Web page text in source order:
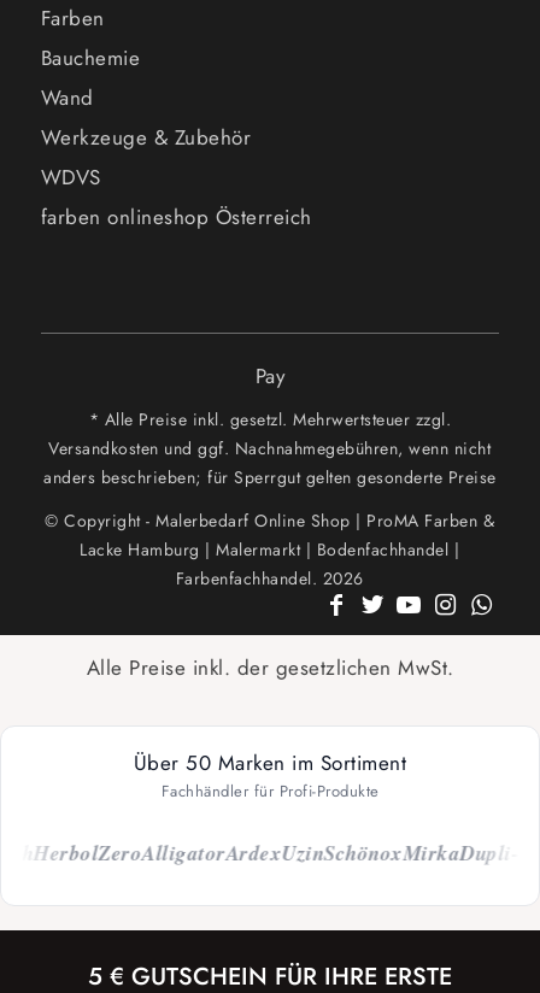
Farben
Bauchemie
Wand
Werkzeuge & Zubehör
WDVS
farben onlineshop Österreich
Pay
* Alle Preise inkl. gesetzl. Mehrwertsteuer zzgl.
Versandkosten und ggf. Nachnahmegebühren, wenn nicht
anders beschrieben; für Sperrgut gelten gesonderte Preise
© Copyright - Malerbedarf Online Shop | ProMA Farben &
Lacke Hamburg | Malermarkt | Bodenfachhandel |
Farbenfachhandel. 2026
Alle Preise inkl. der gesetzlichen MwSt.
Über 50 Marken im Sortiment
Fachhändler für Profi-Produkte
HerbolZeroAlligatorArdexUzinSchönoxMirkaDupli-
5 € GUTSCHEIN FÜR IHRE ERSTE